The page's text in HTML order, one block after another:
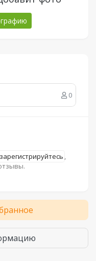
0
зарегистрируйтесь ,